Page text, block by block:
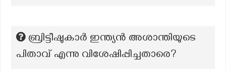
ബ്രിട്ടീഷുകാർ ഇന്ത്യൻ അശാന്തിയുടെ
പിതാവ് എന്നു വിശേഷിപ്പിച്ചതാരെ?